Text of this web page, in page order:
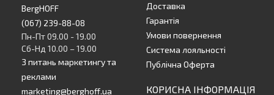
BergHOFF
(067) 239-88-08
Пн-Пт 09.00 - 19.00
Сб-Нд 10.00 – 19.00
З питань маркетингу та
реклами
marketing@berghoff.ua
Доставка
Гарантія
Умови повернення
Система лояльності
Публічна Оферта
КОРИСНА ІНФОРМАЦІЯ